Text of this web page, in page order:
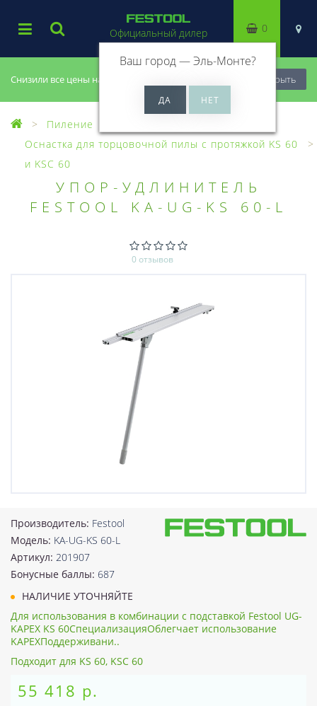
Снизили все цены на 20%, успей купить! Закрыть
Официальный дилер
Ваш город —Эль-Монте?
0
Пиление
Оснастка для торцовочной пилы с протяжкой KS 60
и KSC 60
УПОР-УДЛИНИТЕЛЬ
FESTOOL KA-UG-KS 60-L
0 отзывов
Производитель: Festool
Модель: KA-UG-KS 60-L
Артикул: 201907
Бонусные баллы: 687
НАЛИЧИЕ УТОЧНЯЙТЕ
Для использования в комбинации с подставкой Festool UG-
KAPEX KS 60СпециализацияОблегчает использование
KAPEXПоддерживани..
Подходит для KS 60, KSC 60
55 418 р.